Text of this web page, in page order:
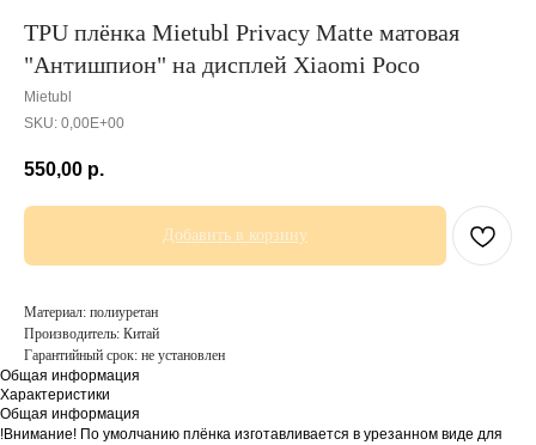
TPU плёнка Mietubl Privacy Matte матовая
"Антишпион" на дисплей Xiaomi Poco
Mietubl
SKU: 0,00E+00
550,00 р.
Добавить в корзину
Материал: полиуретан
Производитель: Китай
Гарантийный срок: не установлен
Общая информация
Характеристики
Общая информация
!Внимание! По умолчанию плёнка изготавливается в урезанном виде для